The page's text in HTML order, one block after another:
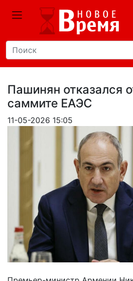
Пашинян отказался
саммите ЕАЭС
11-05-2026 15:05